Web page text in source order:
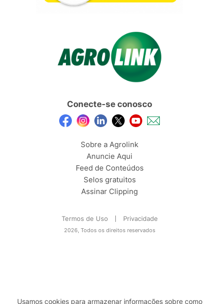
Conecte-se conosco
Sobre a Agrolink
Anuncie Aqui
Feed de Conteúdos
Selos gratuitos
Assinar Clipping
Termos de Uso Privacidade
2026, Todos os direitos reservados
Usamos cookies para armazenar informações sobre como